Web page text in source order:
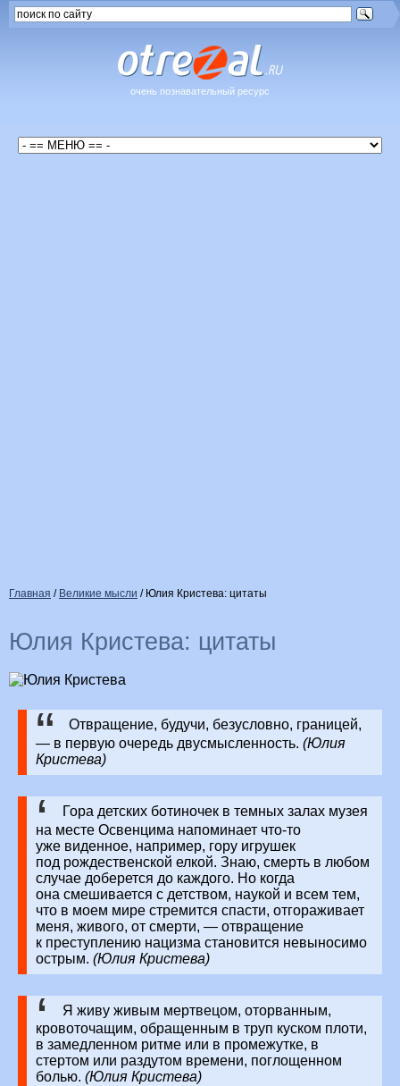
очень познавательный ресурс
Главная / Великие мысли / Юлия Кристева: цитаты
Юлия Кристева: цитаты
Отвращение, будучи, безусловно, границей,
— в первую очередь двусмысленность. (Юлия
Кристева)
Гора детских ботиночек в темных залах музея
на месте Освенцима напоминает что-то
уже виденное, например, гору игрушек
под рождественской елкой. Знаю, смерть в любом
случае доберется до каждого. Но когда
она смешивается с детством, наукой и всем тем,
что в моем мире стремится спасти, отгораживает
меня, живого, от смерти, — отвращение
к преступлению нацизма становится невыносимо
острым. (Юлия Кристева)
Я живу живым мертвецом, оторванным,
кровоточащим, обращенным в труп куском плоти,
в замедленном ритме или в промежутке, в
стертом или раздутом времени, поглощенном
болью. (Юлия Кристева)